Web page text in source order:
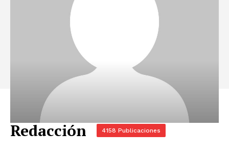
Redacción 4158 Publicaciones